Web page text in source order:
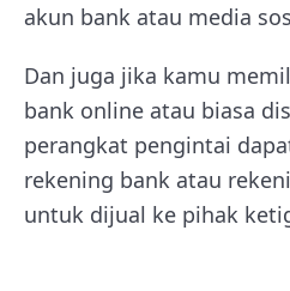
akun bank atau media
Dan juga jika kamu
bank online atau biasa
perangkat pengintai
rekening bank atau
untuk dijual ke pihak